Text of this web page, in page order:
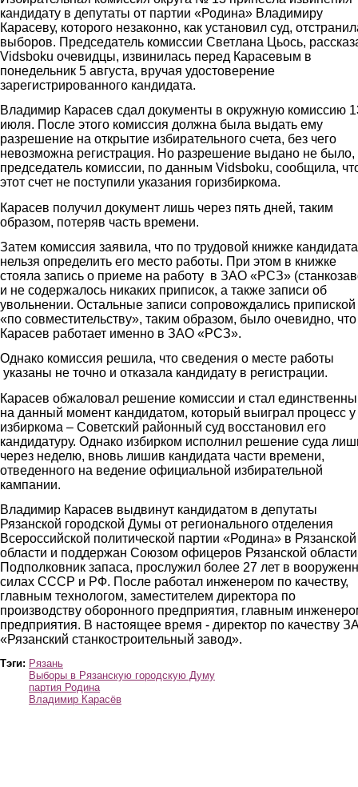
кандидату в депутаты от партии «Родина» Владимиру
Карасеву, которого незаконно, как установил суд,
выборов. Председатель комиссии Светлана Цьось,
Vidsboku очевидцы, извинилась перед Карасевым в
понедельник 5 августа, вручая удостоверение
зарегистрированного кандидата.
Владимир Карасев сдал документы в окружную комиссию
июля. После этого комиссия должна была выдать ему
разрешение на открытие избирательного счета, без чего
невозможна регистрация. Но разрешение выдано не было,
председатель комиссии, по данным Vidsboku, сообщила,
этот счет не поступили указания горизбиркома.
Карасев получил документ лишь через пять дней, таким
образом, потеряв часть времени.
Затем комиссия заявила, что по трудовой книжке кандидата
нельзя определить его место работы. При этом в книжке
стояла запись о приеме на работу в ЗАО «РСЗ»
и не содержалось никаких приписок, а также записи об
увольнении. Остальные записи сопровождались припиской
«по совместительству», таким образом, было очевидно, что
Карасев работает именно в ЗАО «РСЗ».
Однако комиссия решила, что сведения о месте работы
указаны не точно и отказала кандидату в регистрации.
Карасев обжаловал решение комиссии и стал
на данный момент кандидатом, который выиграл процесс у
избиркома – Советский районный суд восстановил его
кандидатуру. Однако избирком исполнил решение суда
через неделю, вновь лишив кандидата части времени,
отведенного на ведение официальной избирательной
кампании.
Владимир Карасев выдвинут кандидатом в депутаты
Рязанской городской Думы от регионального отделения
Всероссийской политической партии «Родина» в Рязанской
области и поддержан Союзом офицеров Рязанской
Подполковник запаса, прослужил более 27 лет в
силах СССР и РФ. После работал инженером по качеству,
главным технологом, заместителем директора по
производству оборонного предприятия, главным
предприятия. В настоящее время - директор по качеству
«Рязанский станкостроительный завод».
Тэги: Рязань
Выборы в Рязанскую городскую Думу
партия Родина
Владимир Карасёв